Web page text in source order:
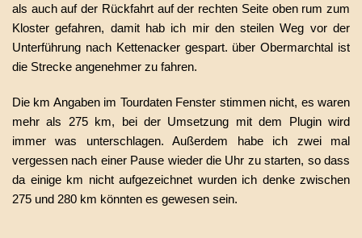
als auch auf der Rückfahrt auf der rechten Seite oben rum zum
Kloster gefahren, damit hab ich mir den steilen Weg vor der
Unterführung nach Kettenacker gespart. über Obermarchtal ist
die Strecke angenehmer zu fahren.
Die km Angaben im Tourdaten Fenster stimmen nicht, es waren
mehr als 275 km, bei der Umsetzung mit dem Plugin wird
immer was unterschlagen. Außerdem habe ich zwei mal
vergessen nach einer Pause wieder die Uhr zu starten, so dass
da einige km nicht aufgezeichnet wurden ich denke zwischen
275 und 280 km könnten es gewesen sein.